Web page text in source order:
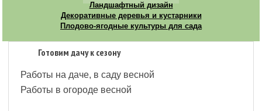
Ландшафтный дизайн
Декоративные деревья и кустарники
Плодово-ягодные культуры для сада
Готовим дачу к сезону
Работы на даче, в саду весной
Работы в огороде весной